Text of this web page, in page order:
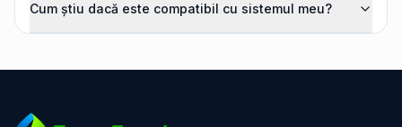
Cum știu dacă este compatibil cu sistemul meu?